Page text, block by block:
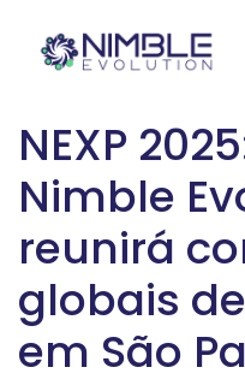
NEXP
Nimble
reunirá
globais
em São